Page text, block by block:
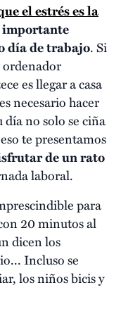
el estrés es la
importante
día de trabajo. Si
ordenador
es llegar a casa
necesario hacer
no solo se ciña
te presentamos
de un rato
laboral.
para
20 minutos al
dicen los
Incluso se
los niños bicis y